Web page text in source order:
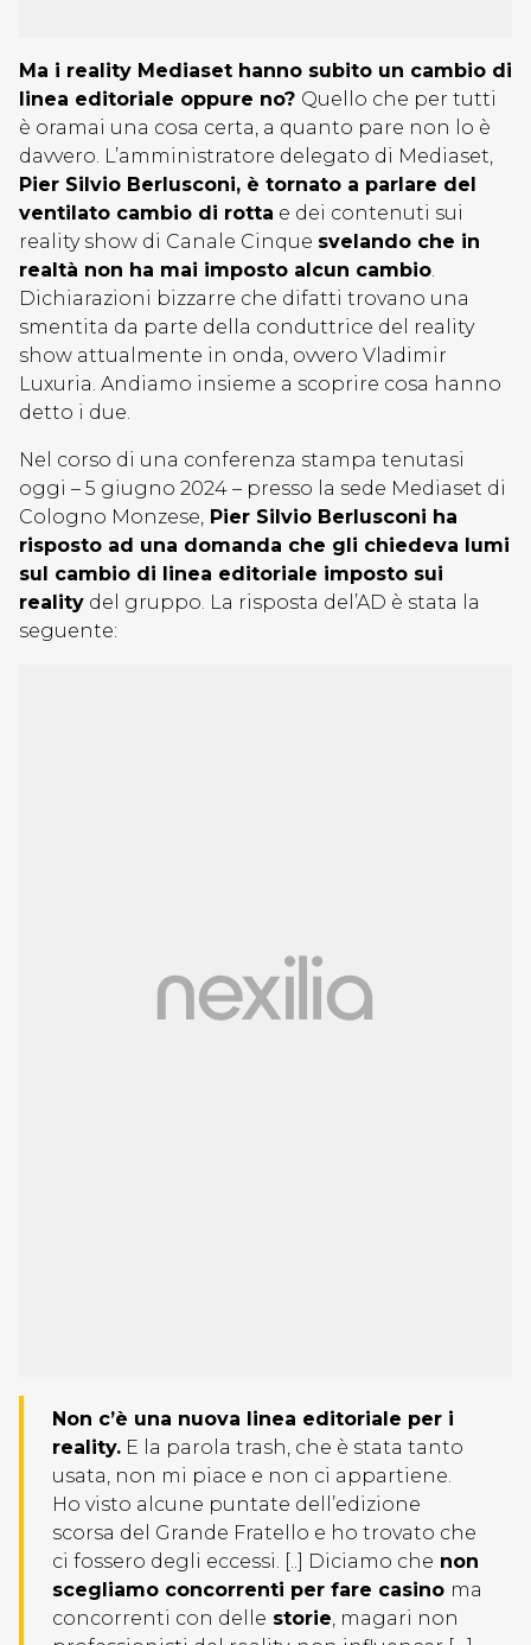
Ma i reality Mediaset hanno subito un cambio di
linea editoriale oppure no? Quello che per tutti
è oramai una cosa certa, a quanto pare non lo è
davvero. L’amministratore delegato di Mediaset,
Pier Silvio Berlusconi, è tornato a parlare del
ventilato cambio di rotta e dei contenuti sui
reality show di Canale Cinque svelando che in
realtà non ha mai imposto alcun cambio.
Dichiarazioni bizzarre che difatti trovano una
smentita da parte della conduttrice del reality
show attualmente in onda, ovvero Vladimir
Luxuria. Andiamo insieme a scoprire cosa hanno
detto i due.
Nel corso di una conferenza stampa tenutasi
oggi – 5 giugno 2024 – presso la sede Mediaset di
Cologno Monzese, Pier Silvio Berlusconi ha
risposto ad una domanda che gli chiedeva lumi
sul cambio di linea editoriale imposto sui
reality del gruppo. La risposta del’AD è stata la
seguente:
Non c’è una nuova linea editoriale per i
reality. E la parola trash, che è stata tanto
usata, non mi piace e non ci appartiene.
Ho visto alcune puntate dell’edizione
scorsa del Grande Fratello e ho trovato che
ci fossero degli eccessi. [..] Diciamo che non
scegliamo concorrenti per fare casino ma
concorrenti con delle storie, magari non